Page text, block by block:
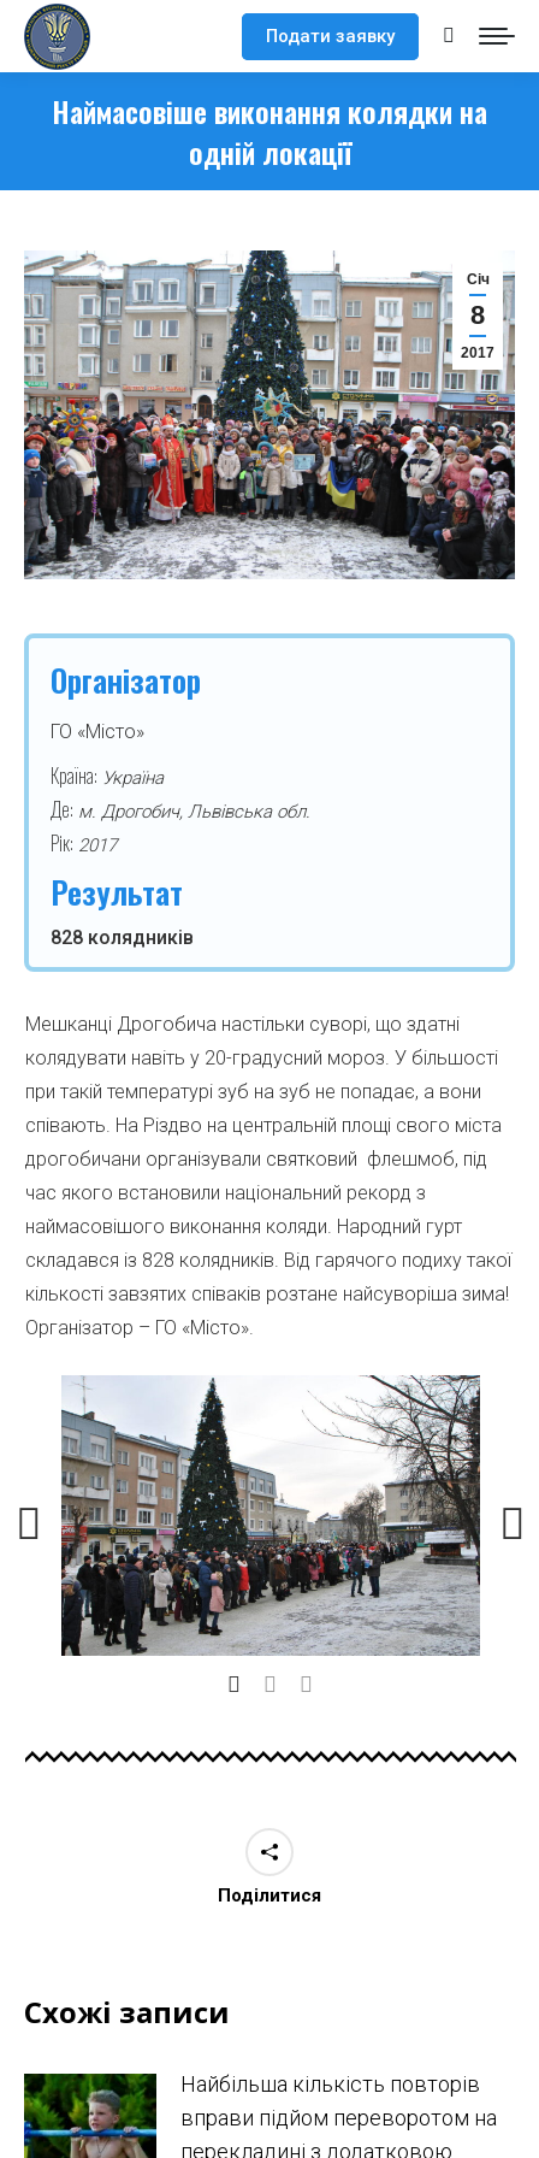
Подати заявку Search:
Наймасовіше виконання колядки на
одній локації
Cіч
8
2017
Організатор
ГО «Місто»
Країна: Україна
Де: м. Дрогобич, Львівська обл.
Рік: 2017
Результат
828 колядників
Мешканці Дрогобича настільки суворі, що здатні
колядувати навіть у 20-градусний мороз. У більшості
при такій температурі зуб на зуб не попадає, а вони
співають. На Різдво на центральній площі свого міста
дрогобичани організували святковий флешмоб, під
час якого встановили національний рекорд з
наймасовішого виконання коляди. Народний гурт
складався із 828 колядників. Від гарячого подиху такої
кількості завзятих співаків розтане найсуворіша зима!
Організатор – ГО «Місто».
Поділитися
Схожі записи
Найбільша кількість повторів
вправи підйом переворотом на
перекладині з додатковою